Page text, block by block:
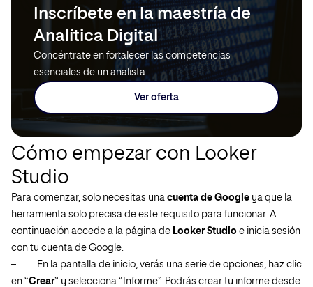
Inscríbete en la maestría de
Analítica Digital
Concéntrate en fortalecer las competencias
esenciales de un analista.
Ver oferta
Cómo empezar con Looker
Studio
Para comenzar, solo necesitas una cuenta de Google ya que la
herramienta solo precisa de este requisito para funcionar. A
continuación accede a la página de Looker Studio e inicia sesión
con tu cuenta de Google.
–
En la pantalla de inicio, verás una serie de opciones, haz clic
en “Crear” y selecciona “Informe”. Podrás crear tu informe desde